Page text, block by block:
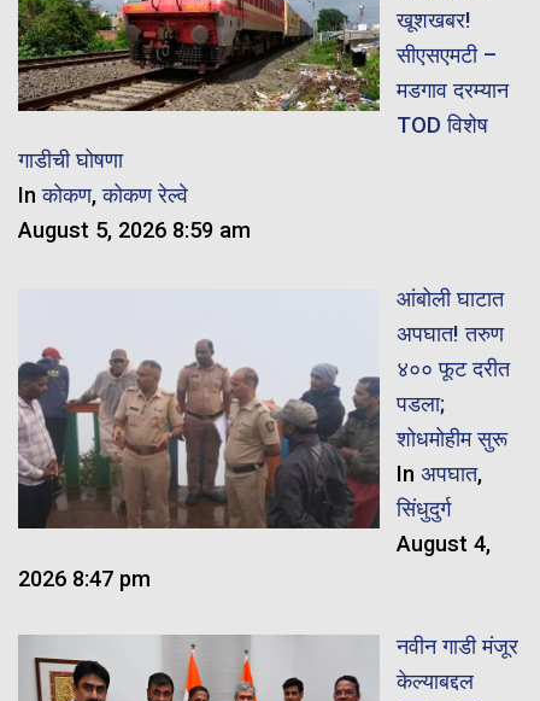
खूशखबर!
सीएसएमटी –
मडगाव दरम्यान
TOD विशेष
गाडीची घोषणा
Inकोकण,कोकण रेल्वे
August 5, 2026 8:59 am
आंबोली घाटात
अपघात! तरुण
४०० फूट दरीत
पडला;
शोधमोहीम सुरू
In अपघात,
सिंधुदुर्ग
August 4,
2026 8:47 pm
नवीन गाडी मंजूर
केल्याबद्दल